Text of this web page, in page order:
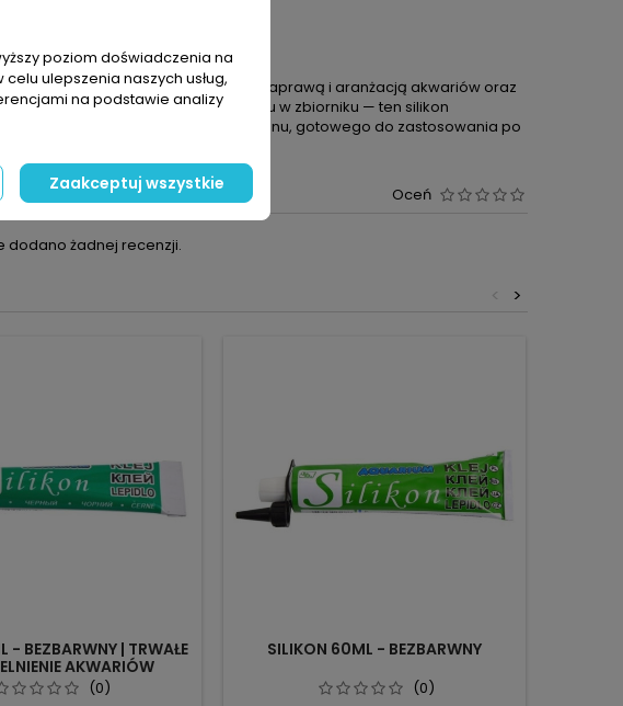
akwarystyka słodkowodna
dla osób zajmujących się budową, naprawą i aranżacją akwariów oraz
dekoracji i napraw sprzętu w zbiorniku — ten silikon
zawiera 60 ml czarnego silikonu, gotowego do zastosowania po
Oceń
dodano żadnej recenzji.
>
<
- BEZBARWNY | TRWAŁE
AKWARIÓW
(0)
SILIKON 60ML - BEZBARWNY
(0)
poziom doświadczenia na
ulepszenia naszych usług,
na podstawie analizy
Zaakceptuj wszystkie